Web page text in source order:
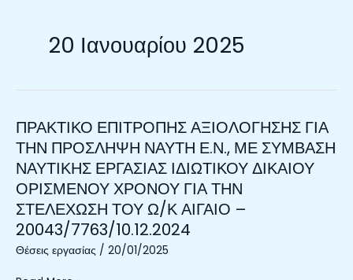
20 Ιανουαρίου 2025
ΠΡΑΚΤΙΚΟ ΕΠΙΤΡΟΠΗΣ ΑΞΙΟΛΟΓΗΣΗΣ ΓΙΑ
ΤΗΝ ΠΡΟΣΛΗΨΗ ΝΑΥΤΗ Ε.Ν., ΜΕ ΣΥΜΒΑΣΗ
ΝΑΥΤΙΚΗΣ ΕΡΓΑΣΙΑΣ ΙΔΙΩΤΙΚΟΥ ΔΙΚΑΙΟΥ
ΟΡΙΣΜΕΝΟΥ ΧΡΟΝΟΥ ΓΙΑ ΤΗΝ
ΣΤΕΛΕΧΩΣΗ ΤΟΥ Ω/Κ ΑΙΓΑΙΟ –
20043/7763/10.12.2024
Θέσεις εργασίας / 20/01/2025
ΠΡΑΚΤΙΚΟ
ΕΠΙΤΡΟΠΗΣ
ΓΙΑ
ΤΗΝ
ΠΡΟΣΛΗΨΗ
ΝΑΥΤΗ
Ε.Ν.,